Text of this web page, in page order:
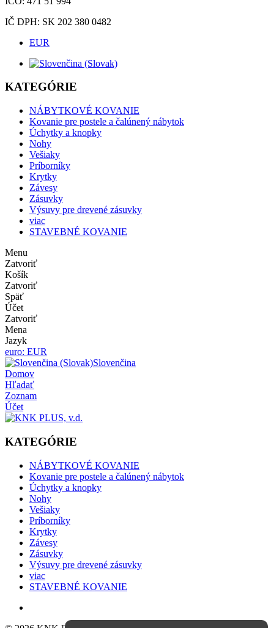
IČ DPH: SK 202 380 0482
EUR
KATEGÓRIE
NÁBYTKOVÉ KOVANIE
Kovanie pre postele a čalúnený nábytok
Úchytky a knopky
Nohy
Vešiaky
Príborníky
Krytky
Závesy
Zásuvky
Výsuvy pre drevené zásuvky
viac
STAVEBNÉ KOVANIE
Menu
Zatvoriť
Košík
Zatvoriť
Späť
Účet
Zatvoriť
Mena
Jazyk
euro: EUR
Slovenčina
Domov
Hľadať
Zoznam
Účet
KATEGÓRIE
NÁBYTKOVÉ KOVANIE
Kovanie pre postele a čalúnený nábytok
Úchytky a knopky
Nohy
Vešiaky
Príborníky
Krytky
Závesy
Zásuvky
Výsuvy pre drevené zásuvky
viac
STAVEBNÉ KOVANIE